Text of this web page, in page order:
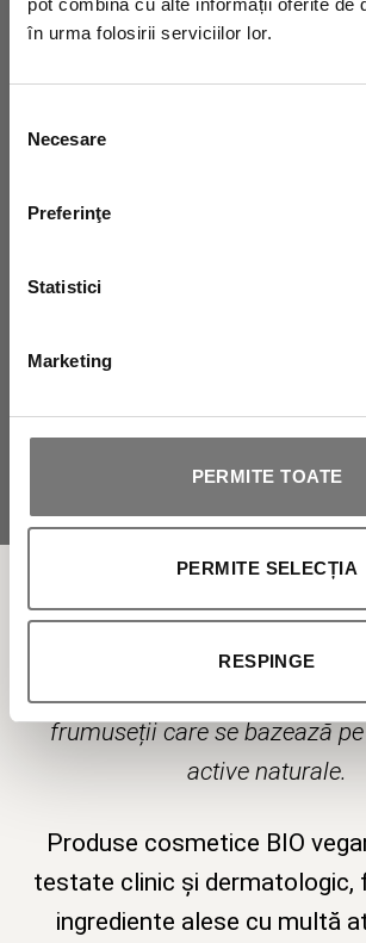
în urma folosirii serviciilor lor.
consimțământului
Necesare
Preferinţe
Statistici
Marketing
PERMITE TOATE
PERMITE SELECȚIA
RESPINGE
următoarea
Autorizez prelucrarea datelor
Fitocosmetice Naturale
frumuseții care se bazează
active naturale.
Produse cosmetice BIO
testate clinic și dermatologic,
ingrediente alese cu multă